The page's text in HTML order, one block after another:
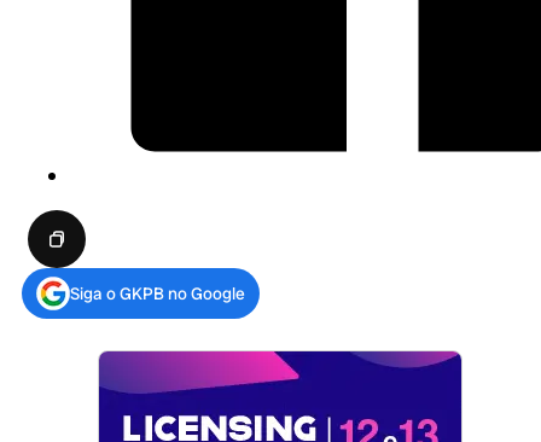
Siga o GKPB no Google